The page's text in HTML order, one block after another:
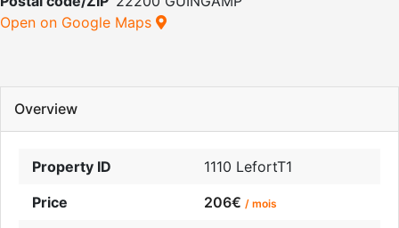
Open on Google Maps
Overview
Property ID
1110 LefortT1
Price
206€ / mois